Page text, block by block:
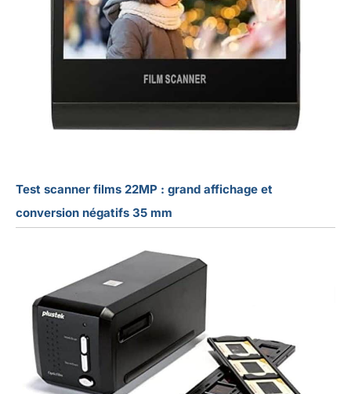
Test scanner films 22MP : grand affichage et
conversion négatifs 35 mm